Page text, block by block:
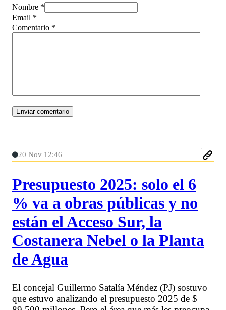
Nombre *
Email *
Comentario *
20 Nov 12:46
Presupuesto 2025: solo el 6
% va a obras públicas y no
están el Acceso Sur, la
Costanera Nebel o la Planta
de Agua
El concejal Guillermo Satalía Méndez (PJ) sostuvo
que estuvo analizando el presupuesto 2025 de $